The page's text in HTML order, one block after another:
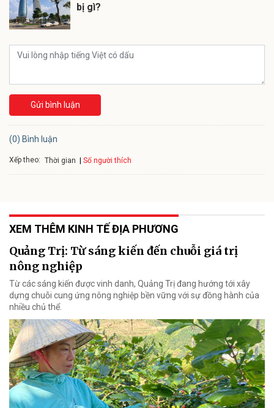
bị gì?
Gửi bình luận
(0) Bình luận
Xếp theo: Thời gian Số người thích
XEM THÊM KINH TẾ ĐỊA PHƯƠNG
Quảng Trị: Từ sáng kiến đến chuỗi giá trị
nông nghiệp
Từ các sáng kiến được vinh danh, Quảng Trị đang hướng tới xây
dựng chuỗi cung ứng nông nghiệp bền vững với sự đồng hành của
nhiều chủ thể.